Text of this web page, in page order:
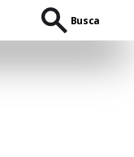
Busca